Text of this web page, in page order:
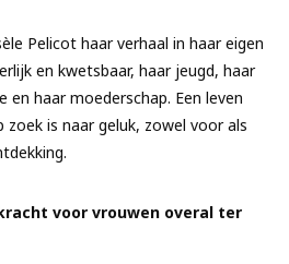
Pelicot haar verhaal in haar eigen
en kwetsbaar, haar jeugd, haar
en haar moederschap. Een leven
is naar geluk, zowel voor als
voor vrouwen overal ter